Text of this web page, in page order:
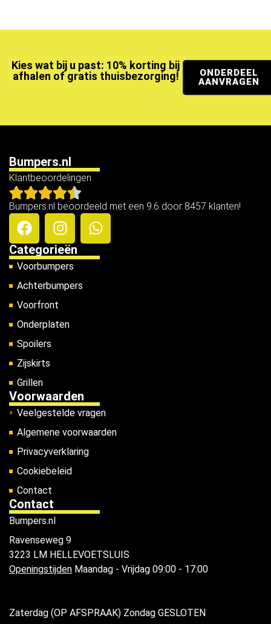
Kies wat bij u past: 10% korting bij
afhalen of gratis thuisbezorging!
ONDERDEEL
AANVRAGEN
Bumpers.nl
Klantbeoordelingen
Bumpers.nl beoordeeld met een 9.6 door 8457 klanten!
Categorieën
Voorbumpers
Achterbumpers
Voorfront
Onderplaten
Spoilers
Zijskirts
Grillen
Voorwaarden
Veelgestelde vragen
Algemene voorwaarden
Privacyverklaring
Cookiebeleid
Contact
Contact
Bumpers.nl
Ravenseweg 9
3223 LM HELLEVOETSLUIS
Openingstijden Maandag - Vrijdag 09:00 - 17:00
Zaterdag (OP AFSPRAAK) Zondag GESLOTEN